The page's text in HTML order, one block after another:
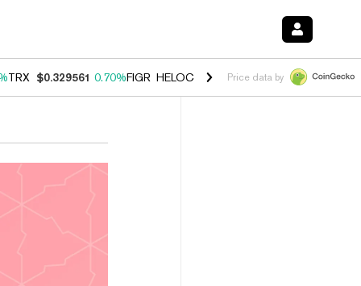
TRX $0.329561 0.70%FIGR_HELOC $1.001 -2.70%HYPE $54.46
Price data by